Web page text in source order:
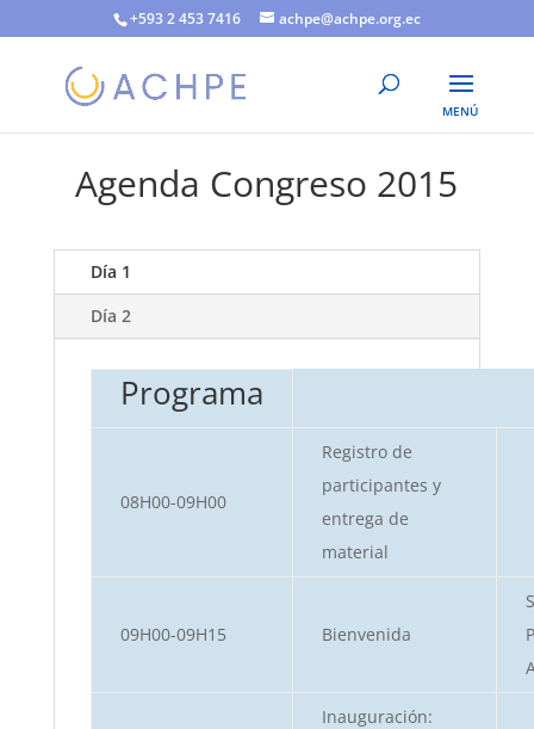
+593 2 453 7416 achpe@achpe.org.ec
Agenda Congreso 2015
Día 1
Día 2
Programa
08H00-09H00
Registro de
participantes y
entrega de
material
09H00-09H15 Bienvenida
Inauguración: